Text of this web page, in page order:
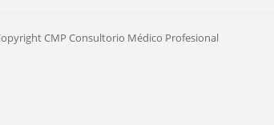
CMP Consultorio Médico Profesional